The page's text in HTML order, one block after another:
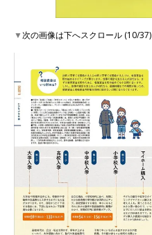
▼次の画像は下へスクロール (10/37)